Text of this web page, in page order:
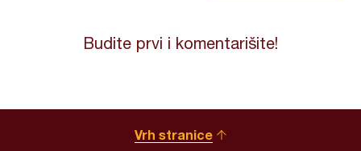
Budite prvi i komentarišite!
Vrh stranice